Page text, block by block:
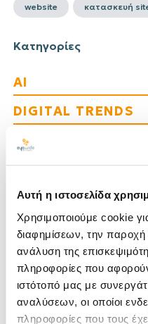
Αυτή η ιστοσελίδα
Χρησιμοποιούμε cookie
διαφημίσεων, την παροχή
ανάλυση της
πληροφορίες που
ιστότοπό μας με
αναλύσεων, οι οποίοι
πληροφορίες που τους
website κατασκευή
Κατηγορίες
AI
DIGITAL TRENDS
EYEWIDE DIGITAL
AGENCY
TRAVEL TRENDS
WEB
DIGITAL
HOSPITALITY